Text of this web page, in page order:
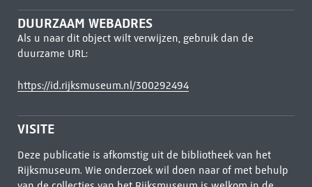
DUURZAAM WEBADRES
Als u naar dit object wilt verwijzen, gebruik dan de
duurzame URL:
https://id.rijksmuseum.nl/300292494
VISITE
Deze publicatie is afkomstig uit de bibliotheek van het
Rijksmuseum. Wie onderzoek wil doen naar of met behulp